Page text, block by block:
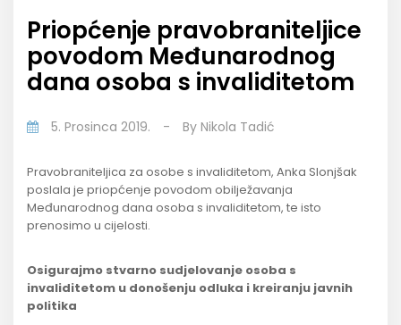
Priopćenje pravobraniteljice
povodom Međunarodnog
dana osoba s invaliditetom
5. Prosinca 2019. - By Nikola Tadić
Pravobraniteljica za osobe s invaliditetom, Anka Slonjšak
poslala je priopćenje povodom obilježavanja
Međunarodnog dana osoba s invaliditetom, te isto
prenosimo u cijelosti.
Osigurajmo stvarno sudjelovanje osoba s
invaliditetom u donošenju odluka i kreiranju javnih
politika